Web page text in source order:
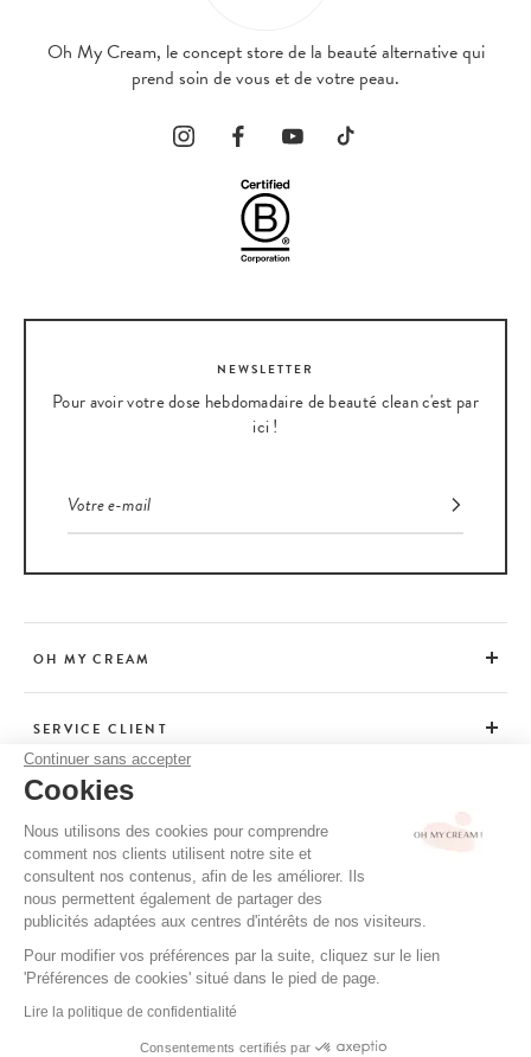
Continuer sans accepter
Cookies
Nous utilisons des cookies pour comprendre
comment nos clients utilisent notre site et
consultent nos contenus, afin de les améliorer. Ils
nous permettent également de partager des
publicités adaptées aux centres d'intérêts de nos visiteurs.
Pour modifier vos préférences par la suite, cliquez sur le lien
'Préférences de cookies' situé dans le pied de page.
Lire la politique de confidentialité
Consentements certifiés par
Oh My Cream, le concept store de la beauté alternative qui
prend soin de vous et de votre peau.
NEWSLETTER
Pour avoir votre dose hebdomadaire de beauté clean c'est par
ici !
OH MY CREAM
SERVICE CLIENT
CONSEILS
CGV / CGU
MENTIONS LÉGALES
POLITIQUE DE CONFIDENTIALITÉ
CRÉDITS